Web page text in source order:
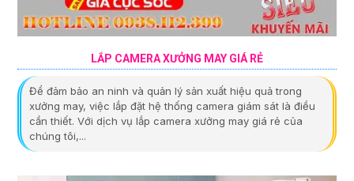
LẮP CAMERA XƯỞNG MAY GIÁ RẺ
Để đảm bảo an ninh và quản lý sản xuất hiệu quả trong
xưởng may, việc lắp đặt hệ thống camera giám sát là điều
cần thiết. Với dịch vụ lắp camera xưởng may giá rẻ của
chúng tôi,...